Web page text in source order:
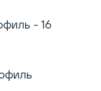
- 16